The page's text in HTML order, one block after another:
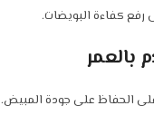
كفاءة البويضات.
بالعمر
الحفاظ على جودة المبيض.